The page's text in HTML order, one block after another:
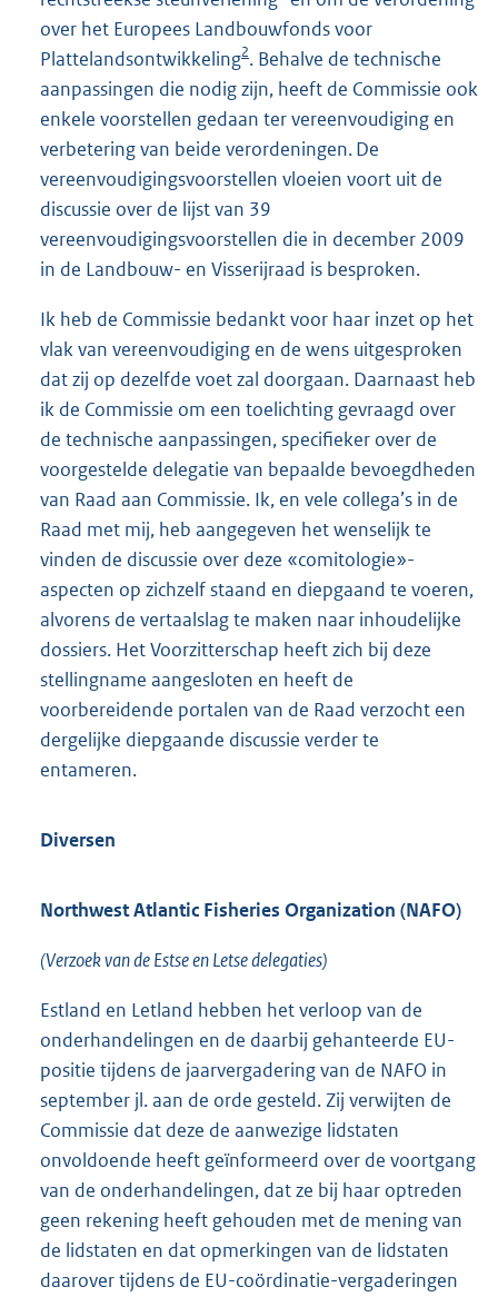
over het Europees Landbouwfonds voor
Plattelandsontwikkeling2. Behalve de technische
aanpassingen die nodig zijn, heeft de Commissie ook
enkele voorstellen gedaan ter vereenvoudiging en
verbetering van beide verordeningen. De
vereenvoudigingsvoorstellen vloeien voort uit de
discussie over de lijst van 39
vereenvoudigingsvoorstellen die in december 2009
in de Landbouw- en Visserijraad is besproken.
Ik heb de Commissie bedankt voor haar inzet op het
vlak van vereenvoudiging en de wens uitgesproken
dat zij op dezelfde voet zal doorgaan. Daarnaast heb
ik de Commissie om een toelichting gevraagd over
de technische aanpassingen, specifieker over de
voorgestelde delegatie van bepaalde bevoegdheden
van Raad aan Commissie. Ik, en vele collega’s in de
Raad met mij, heb aangegeven het wenselijk te
vinden de discussie over deze «comitologie»-
aspecten op zichzelf staand en diepgaand te voeren,
alvorens de vertaalslag te maken naar inhoudelijke
dossiers. Het Voorzitterschap heeft zich bij deze
stellingname aangesloten en heeft de
voorbereidende portalen van de Raad verzocht een
dergelijke diepgaande discussie verder te
entameren.
Diversen
Northwest Atlantic Fisheries Organization (NAFO)
(Verzoek van de Estse en Letse delegaties)
Estland en Letland hebben het verloop van de
onderhandelingen en de daarbij gehanteerde EU-
positie tijdens de jaarvergadering van de NAFO in
september jl. aan de orde gesteld. Zij verwijten de
Commissie dat deze de aanwezige lidstaten
onvoldoende heeft geïnformeerd over de voortgang
van de onderhandelingen, dat ze bij haar optreden
geen rekening heeft gehouden met de mening van
de lidstaten en dat opmerkingen van de lidstaten
daarover tijdens de EU-coördinatie-vergaderingen